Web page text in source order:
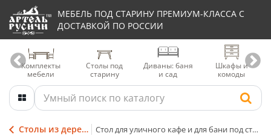
МЕБЕЛЬ ПОД СТАРИНУ ПРЕМИУМ-КЛАССА С
ДОСТАВКОЙ ПО РОССИИ
Комплекты
мебели
Столы под
старину
Диваны: баня
и сад
Шкафы и
комоды
Столы из дерева под старину Стол для уличного кафе и для бани под старину «Псковский» русский лофт